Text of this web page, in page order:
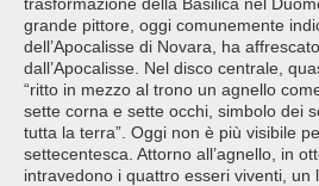
trasformazione della Basilica nel
grande pittore, oggi comunemente
dell’Apocalisse di Novara, ha
dall’Apocalisse. Nel disco centrale,
“ritto in mezzo al trono un agnello
sette corna e sette occhi, simbolo dei
tutta la terra”. Oggi non è più visibile
settecentesca. Attorno all’agnello, in
intravedono i quattro esseri viventi, un